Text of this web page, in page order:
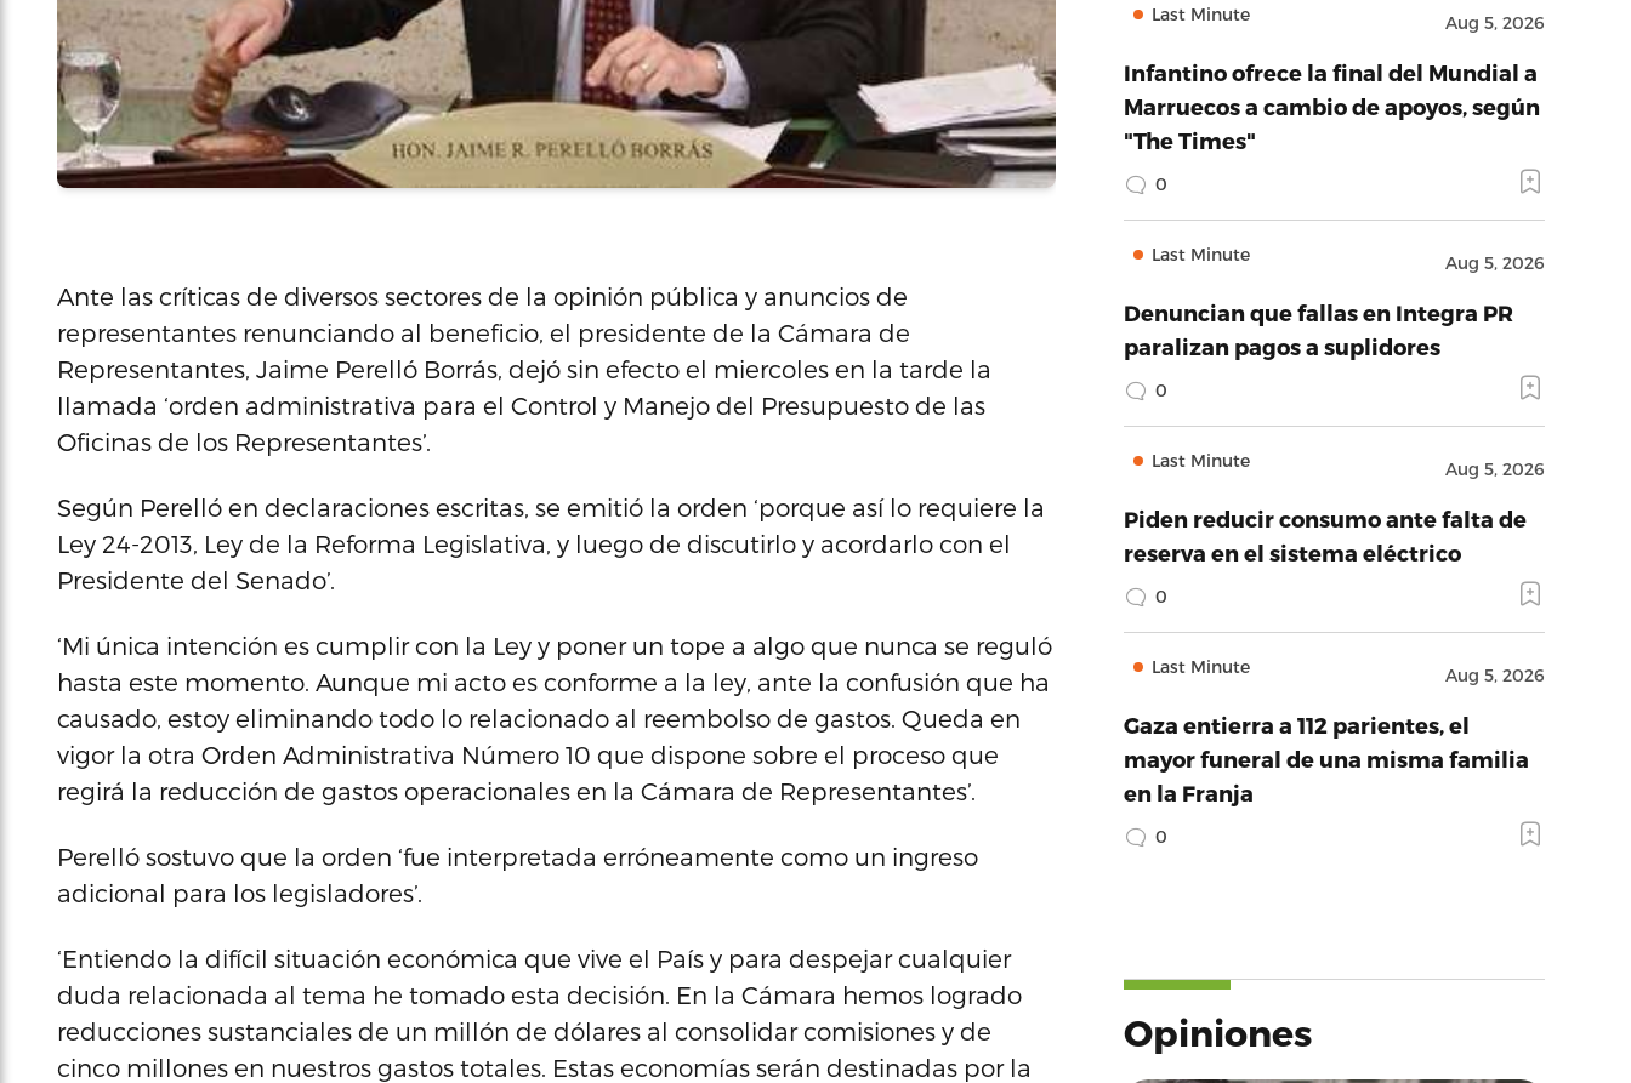
Ante las críticas de diversos sectores de la opinión pública y anuncios de
representantes renunciando al beneficio, el presidente de la Cámara de
Representantes, Jaime Perelló Borrás, dejó sin efecto el miercoles en la tarde la
llamada ‘orden administrativa para el Control y Manejo del Presupuesto de las
Oficinas de los Representantes’.
Según Perelló en declaraciones escritas, se emitió la orden ‘porque así lo requiere la
Ley 24-2013, Ley de la Reforma Legislativa, y luego de discutirlo y acordarlo con el
Presidente del Senado’.
‘Mi única intención es cumplir con la Ley y poner un tope a algo que nunca se reguló
hasta este momento. Aunque mi acto es conforme a la ley, ante la confusión que ha
causado, estoy eliminando todo lo relacionado al reembolso de gastos. Queda en
vigor la otra Orden Administrativa Número 10 que dispone sobre el proceso que
regirá la reducción de gastos operacionales en la Cámara de Representantes’.
Perelló sostuvo que la orden ‘fue interpretada erróneamente como un ingreso
adicional para los legisladores’.
‘Entiendo la difícil situación económica que vive el País y para despejar cualquier
duda relacionada al tema he tomado esta decisión. En la Cámara hemos logrado
reducciones sustanciales de un millón de dólares al consolidar comisiones y de
cinco millones en nuestros gastos totales. Estas economías serán destinadas por la
Last Minute Aug 5, 2026
Infantino ofrece la final del Mundial a
Marruecos a cambio de apoyos, según
"The Times"
0
Last Minute Aug 5, 2026
Denuncian que fallas en Integra PR
paralizan pagos a suplidores
0
Last Minute Aug 5, 2026
Piden reducir consumo ante falta de
reserva en el sistema eléctrico
0
Last Minute Aug 5, 2026
Gaza entierra a 112 parientes, el
mayor funeral de una misma familia
en la Franja
0
Opiniones